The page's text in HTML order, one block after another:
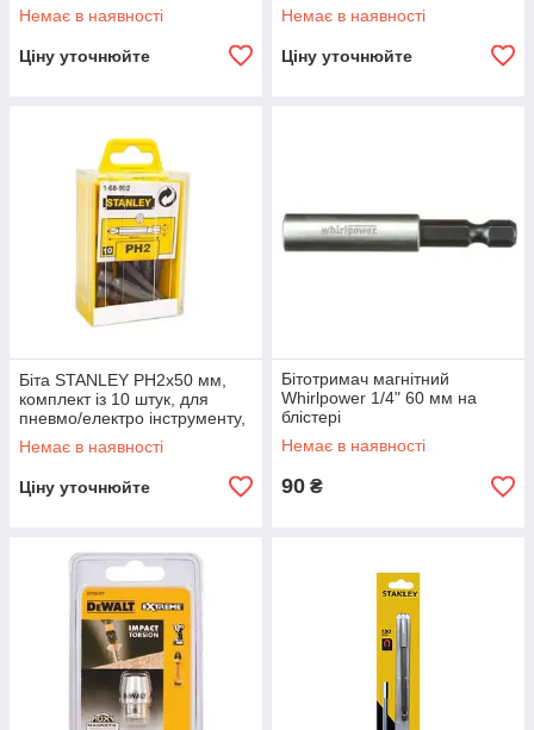
Немає в наявності
Ціну уточнюйте
Немає в наявності
Ціну уточнюйте
Біта STANLEY PH2х50 мм,
комплект із 10 штук, для
пневмо/електро інструменту,
1-68-992
Немає в наявності
Ціну уточнюйте
Бітотримач магнітний
Whirlpower 1/4" 60 мм на
блістері
Немає в наявності
90 ₴